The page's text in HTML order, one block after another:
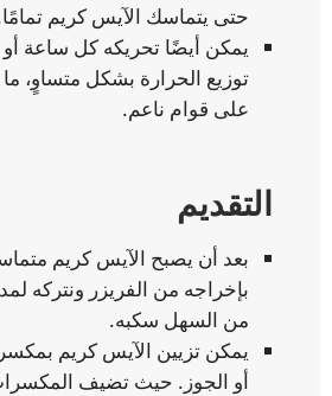
حتى يتماسك الآيس كريم
يمكن أيضًا تحريكه كل ساعة أو
توزيع الحرارة بشكل متساوٍ،
على قوام ناعم.
التقديم
بعد أن يصبح الآيس كريم
من السهل سكبه.
يمكن تزيين الآيس كريم
أو الجوز. حيث تضيف